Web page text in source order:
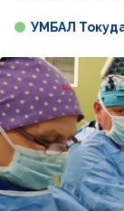
УМБАЛ